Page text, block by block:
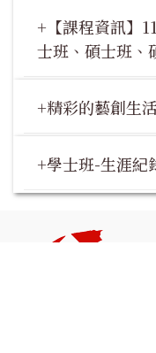
+【課程資訊】
士班、碩士班、
+精彩的藝創生
+學士班-生涯紀